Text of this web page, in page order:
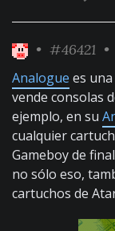
• #46421
Analogue es
vende consolas
ejemplo, en su
cualquier
Gameboy de
no sólo eso,
cartuchos de